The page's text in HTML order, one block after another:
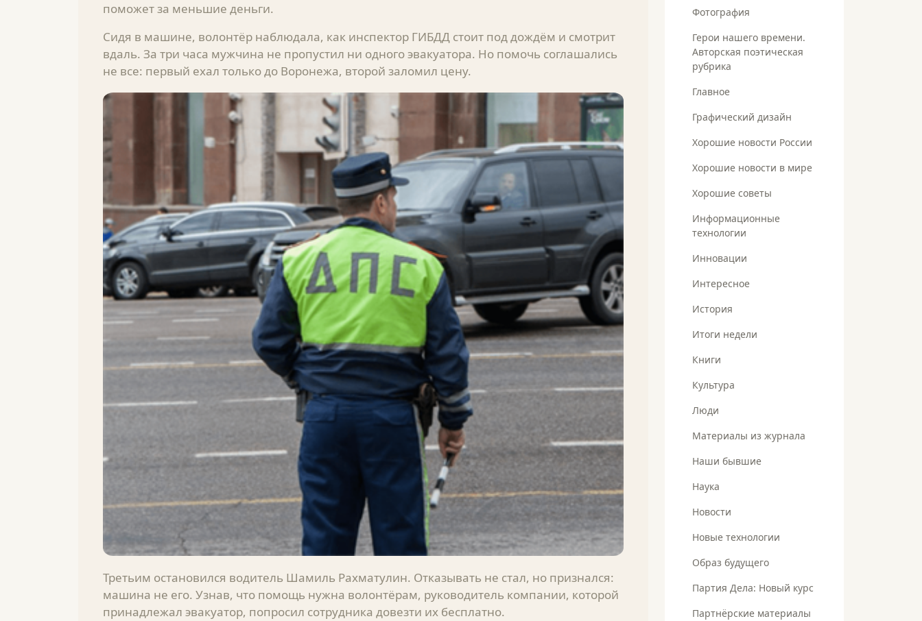
поможет за меньшие деньги.
Сидя в машине, волонтёр наблюдала, как инспектор ГИБДД стоит под дождём и смотрит
вдаль. За три часа мужчина не пропустил ни одного эвакуатора. Но помочь соглашались
не все: первый ехал только до Воронежа, второй заломил цену.
Третьим остановился водитель Шамиль Рахматулин. Отказывать не стал, но признался:
машина не его. Узнав, что помощь нужна волонтёрам, руководитель компании, которой
принадлежал эвакуатор, попросил сотрудника довезти их бесплатно.
Фотография
Герои нашего времени.
Авторская поэтическая
рубрика
Главное
Графический дизайн
Хорошие новости России
Хорошие новости в мире
Хорошие советы
Информационные
технологии
Инновации
Интересное
История
Итоги недели
Книги
Культура
Люди
Материалы из журнала
Наши бывшие
Наука
Новости
Новые технологии
Образ будущего
Партия Дела: Новый курс
Партнёрские материалы